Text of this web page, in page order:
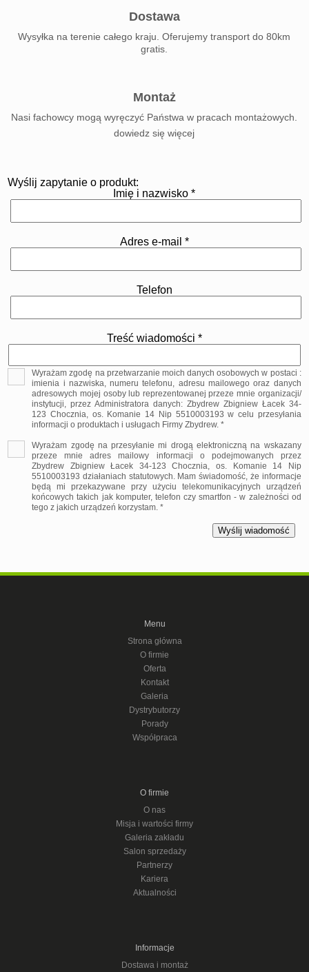
Dostawa
Wysyłka na terenie całego kraju. Oferujemy transport do 80km
gratis.
Montaż
Nasi fachowcy mogą wyręczyć Państwa w pracach montażowych.
dowiedz się więcej
Wyślij zapytanie o produkt:
Imię i nazwisko *
Adres e-mail *
Telefon
Treść wiadomości *
Wyrażam zgodę na przetwarzanie moich danych osobowych w postaci :
imienia i nazwiska, numeru telefonu, adresu mailowego oraz danych
adresowych mojej osoby lub reprezentowanej przeze mnie organizacji/
instytucji, przez Administratora danych: Zbydrew Zbigniew Łacek 34-
123 Chocznia, os. Komanie 14 Nip 5510003193 w celu przesyłania
informacji o produktach i usługach Firmy Zbydrew. *
Wyrażam zgodę na przesyłanie mi drogą elektroniczną na wskazany
przeze mnie adres mailowy informacji o podejmowanych przez
Zbydrew Zbigniew Łacek 34-123 Chocznia, os. Komanie 14 Nip
5510003193 działaniach statutowych. Mam świadomość, że informacje
będą mi przekazywane przy użyciu telekomunikacyjnych urządzeń
końcowych takich jak komputer, telefon czy smartfon - w zależności od
tego z jakich urządzeń korzystam. *
Menu
Strona główna
O firmie
Oferta
Kontakt
Galeria
Dystrybutorzy
Porady
Współpraca
O firmie
O nas
Misja i wartości firmy
Galeria zakładu
Salon sprzedaży
Partnerzy
Kariera
Aktualności
Informacje
Dostawa i montaż